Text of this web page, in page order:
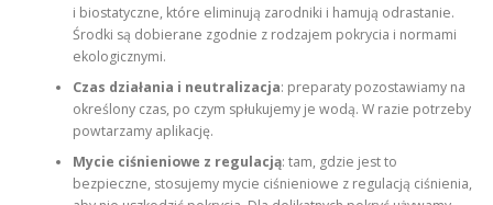
i biostatyczne, które eliminują zarodniki i hamują odrastanie.
Środki są dobierane zgodnie z rodzajem pokrycia i normami
ekologicznymi.
Czas działania i neutralizacja: preparaty pozostawiamy na
określony czas, po czym spłukujemy je wodą. W razie potrzeby
powtarzamy aplikację.
Mycie ciśnieniowe z regulacją: tam, gdzie jest to
bezpieczne, stosujemy mycie ciśnieniowe z regulacją ciśnienia,